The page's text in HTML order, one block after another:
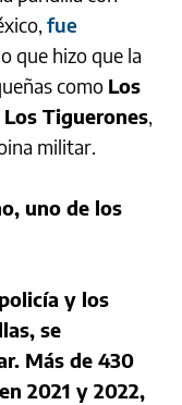
fue
que hizo que la
como Los
Los Tiguerones,
militar.
uno de los
y los
se
Más de 430
en 2021 y 2022,